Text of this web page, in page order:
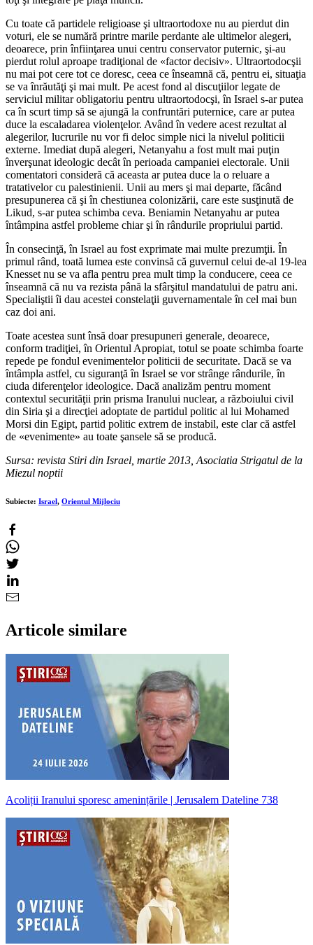
Cu toate că partidele religioase şi ultraortodoxe nu au pierdut din
voturi, ele se numără printre marile perdante ale ultimelor alegeri,
deoarece, prin înfiinţarea unui centru conservator puternic, şi-au
pierdut rolul aproape tradiţional de «factor decisiv». Ultraortodocşii
nu mai pot cere tot ce doresc, ceea ce înseamnă că, pentru ei, situaţia
se va înrăutăţi şi mai mult. Pe acest fond al discuţiilor legate de
serviciul militar obligatoriu pentru ultraortodocşi, în Israel s-ar putea
ca în scurt timp să se ajungă la confruntări puternice, care ar putea
duce la escaladarea violenţelor. Având în vedere acest rezultat al
alegerilor, lucrurile nu vor fi deloc simple nici la nivelul politicii
externe. Imediat după alegeri, Netanyahu a fost mult mai puţin
înverşunat ideologic decât în perioada campaniei electorale. Unii
comentatori consideră că aceasta ar putea duce la o reluare a
tratativelor cu palestinienii. Unii au mers şi mai departe, făcând
presupunerea că şi în chestiunea colonizării, care este susţinută de
Likud, s-ar putea schimba ceva. Beniamin Netanyahu ar putea
întâmpina astfel probleme chiar şi în rândurile propriului partid.
În consecinţă, în Israel au fost exprimate mai multe prezumţii. În
primul rând, toată lumea este convinsă că guvernul celui de-al 19-lea
Knesset nu se va afla pentru prea mult timp la conducere, ceea ce
înseamnă că nu va rezista până la sfârşitul mandatului de patru ani.
Specialiştii îi dau acestei constelaţii guvernamentale în cel mai bun
caz doi ani.
Toate acestea sunt însă doar presupuneri generale, deoarece,
conform tradiţiei, în Orientul Apropiat, totul se poate schimba foarte
repede pe fondul evenimentelor politicii de securitate. Dacă se va
întâmpla astfel, cu siguranţă în Israel se vor strânge rândurile, în
ciuda diferenţelor ideologice. Dacă analizăm pentru moment
contextul securităţii prin prisma Iranului nuclear, a războiului civil
din Siria şi a direcţiei adoptate de partidul politic al lui Mohamed
Morsi din Egipt, partid politic extrem de instabil, este clar că astfel
de «evenimente» au toate şansele să se producă.
Sursa: revista Stiri din Israel, martie 2013, Asociatia Strigatul de la
Miezul noptii
Subiecte: Israel, Orientul Mijlociu
Articole similare
Acoliții Iranului sporesc amenințările | Jerusalem Dateline 738